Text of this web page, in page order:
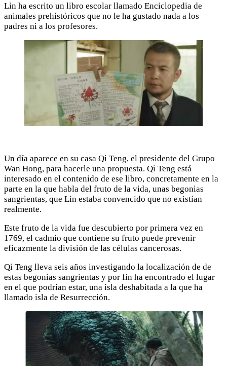
Lin ha escrito un libro escolar llamado Enciclopedia de
animales prehistóricos que no le ha gustado nada a los
padres ni a los profesores.
Un día aparece en su casa Qi Teng, el presidente del Grupo
Wan Hong, para hacerle una propuesta. Qi Teng está
interesado en el contenido de ese libro, concretamente en la
parte en la que habla del fruto de la vida, unas begonias
sangrientas, que Lin estaba convencido que no existían
realmente.
Este fruto de la vida fue descubierto por primera vez en
1769, el cadmio que contiene su fruto puede prevenir
eficazmente la división de las células cancerosas.
Qi Teng lleva seis años investigando la localización de de
estas begonias sangrientas y por fin ha encontrado el lugar
en el que podrían estar, una isla deshabitada a la que ha
llamado isla de Resurrección.